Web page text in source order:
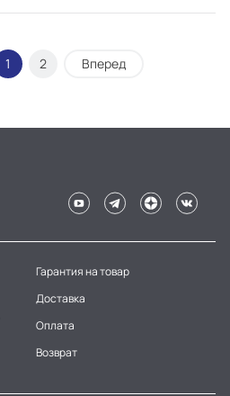
1 2 Вперед
Гарантия на товар
Доставка
Оплата
Возврат